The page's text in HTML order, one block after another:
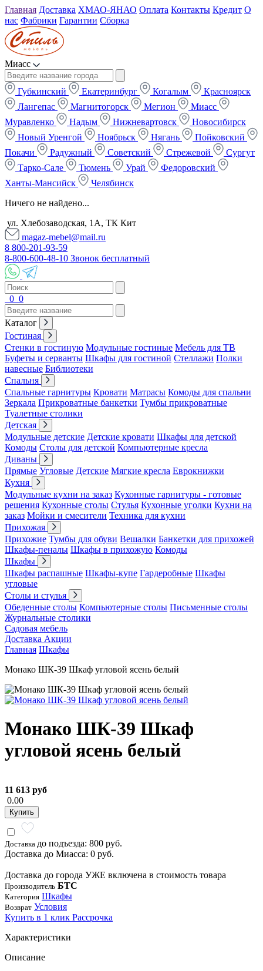
Главная Доставка ХМАО-ЯНАО Оплата Контакты Кредит О
нас Фабрики Гарантии Сборка
Миасс
Губкинский Екатеринбург Когалым
Красноярск
Лангепас
Магнитогорск Мегион
Миасс
Муравленко
Надым Нижневартовск
Новосибирск
Новый Уренгой
Ноябрьск Нягань
Пойковский
Покачи
Радужный Советский Стрежевой
Сургут
Тарко-Сале
Тюмень Урай
Федоровский
Ханты-Мансийск
Челябинск
Ничего не найдено...
ул. Хлебозаводская, 1А, ТК Кит
magaz-mebel@mail.ru
8 800-201-93-59
8-800-600-48-10 Звонок бесплатный
0 0
Каталог
Гостиная
Стенки в гостиную Модульные гостиные Мебель для ТВ
Буфеты и серванты Шкафы для гостиной Стеллажи Полки
навесные Библиотеки
Спальня
Спальные гарнитуры Кровати Матрасы Комоды для спальни
Зеркала Прикроватные банкетки Тумбы прикроватные
Туалетные столики
Детская
Модульные детские Детские кровати Шкафы для детской
Комоды Столы для детской Компьютерные кресла
Диваны
Прямые Угловые Детские Мягкие кресла Еврокнижки
Кухня
Модульные кухни на заказ Кухонные гарнитуры - готовые
решения Кухонные столы Стулья Кухонные уголки Кухни на
заказ Мойки и смесители Техника для кухни
Прихожая
Прихожие Тумбы для обуви Вешалки Банкетки для прихожей
Шкафы-пеналы Шкафы в прихожую Комоды
Шкафы
Шкафы распашные Шкафы-купе Гардеробные Шкафы
угловые
Столы и стулья
Обеденные столы Компьютерные столы Письменные столы
Журнальные столики
Садовая мебель
Доставка Акции
Главная Шкафы
Монако ШК-39 Шкаф угловой ясень белый
Монако ШК-39 Шкаф
угловой ясень белый
11 613 руб
0.00
Купить
Доставка до подъезда: 800 руб.
Доставка до Миасса: 0 руб.
Доставка до города УЖЕ включена в стоимость товара
Производитель БТС
Категория Шкафы
Возврат Условия
Купить в 1 клик Рассрочка
Характеристики
Описание